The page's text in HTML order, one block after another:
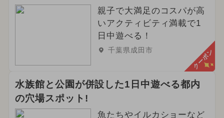
親子で大満足のコスパが高
いアクティビティ満載で1
日中遊べる！
千葉県成田市 クーポン
水族館と公園が併設した1日中遊べる都内
の穴場スポット!
魚たちやイルカショーなど